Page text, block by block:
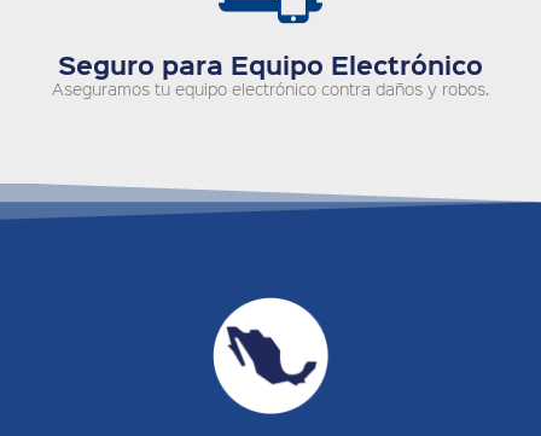
Seguro para Equipo Electrónico
Aseguramos tu equipo electrónico contra daños y robos.